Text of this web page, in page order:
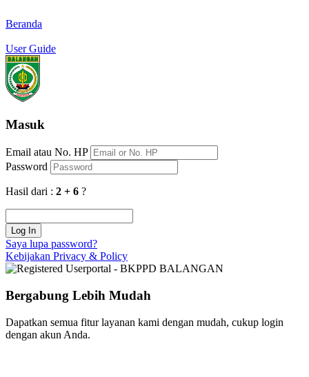
Beranda
User Guide
Masuk
Email atau No. HP
Password
Hasil dari : 2 + 6 ?
Log In
Saya lupa password?
Kebijakan Privacy & Policy
Bergabung Lebih Mudah
Dapatkan semua fitur layanan kami dengan mudah, cukup login
dengan akun Anda.